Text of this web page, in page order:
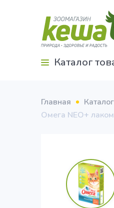
Каталог
Главная Каталог
Омега NEO+